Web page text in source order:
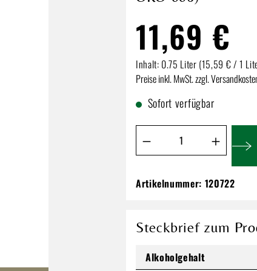
11,69 €
Inhalt: 0.75 Liter (15,59 € / 1
Preise inkl. MwSt. zzgl.
Sofort verfügbar
Produkt Anzahl: Gib
Barth Riesling
11,69 €
Preise inkl. MwSt. zzgl. Versandkosten
Artikelnummer: 120722
Steckbrief zum
Alkoholgehalt